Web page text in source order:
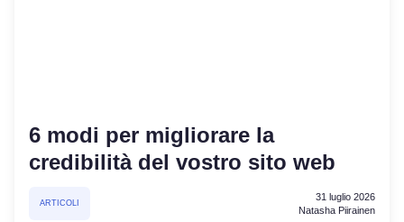
6 modi per migliorare la
credibilità del vostro sito web
ARTICOLI
31 luglio 2026
Natasha Piirainen